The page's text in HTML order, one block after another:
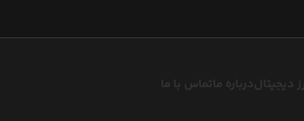
دیجیتالدرباره ماتماس با ما